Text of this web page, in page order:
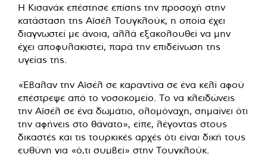
Η Κισανάκ επέστησε επίσης την προσοχή στην
κατάσταση της Αϊσέλ Τουγκλούκ, η οποία έχει
διαγνωστεί με άνοια, αλλά εξακολουθεί να μην
έχει αποφυλακιστεί, παρά την επιδείνωση της
υγείας της.
«Έβαλαν την Αϊσέλ σε καραντίνα σε ένα κελί αφού
επέστρεψε από το νοσοκομείο. Το να κλειδώνεις
την Αϊσέλ σε ένα δωμάτιο, ολομόναχη, σημαίνει ότι
την αφήνεις στο θάνατο», είπε, λέγοντας στους
δικαστές και τις τουρκικές αρχές ότι είναι δική τους
ευθύνη για «ό,τι συμβεί» στην Τουγκλούκ.